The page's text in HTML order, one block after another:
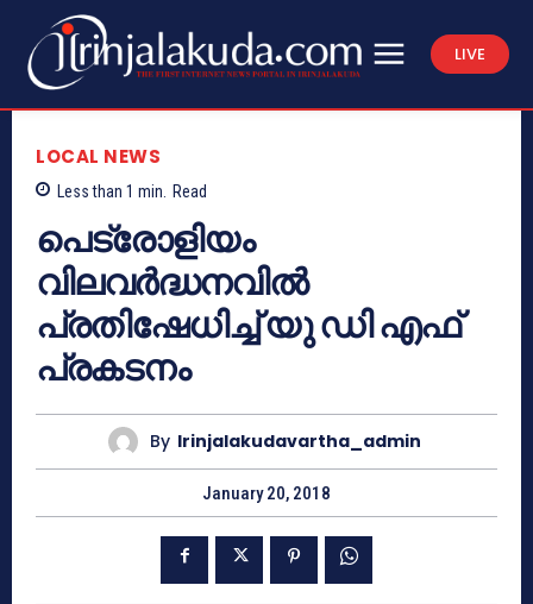
LIVE
LOCAL NEWS
Less than 1 min. Read
പെട്രോളിയം
വിലവര്‍ദ്ധനവില്‍
പ്രതിഷേധിച്ച് യു ഡി എഫ്
പ്രകടനം
By Irinjalakudavartha_admin
January 20, 2018